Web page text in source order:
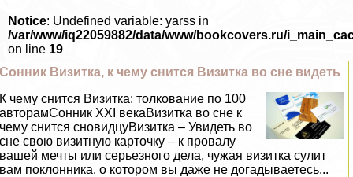
Notice: Undefined variable: yarss in
/var/www/iq22059882/data/www/bookcovers.ru/
on line 19
Сонник Визитка, к чему снится Визитка во сне видеть
К чему снится Визитка: толкование по 100
авторамСонник XXI векаВизитка во сне к
чему снится сновидцуВизитка – Увидеть во
сне свою визитную карточку – к провалу
вашей мечты или серьезного дела, чужая визитка сулит
вам поклонника, о котором вы даже не догадываетесь...